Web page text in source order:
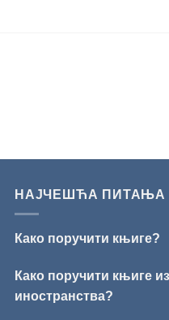
НАЈЧЕШЋА ПИТАЊА
Како поручити књиге?
Како поручити књиге из
иностранства?